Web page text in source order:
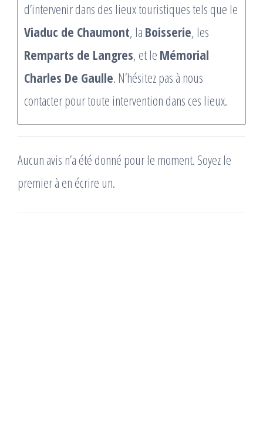
d’intervenir dans des lieux touristiques tels que le
Viaduc de Chaumont, la Boisserie, les
Remparts de Langres, et le Mémorial
Charles De Gaulle. N’hésitez pas à nous
contacter pour toute intervention dans ces lieux.
Aucun avis n’a été donné pour le moment. Soyez le
premier à en écrire un.